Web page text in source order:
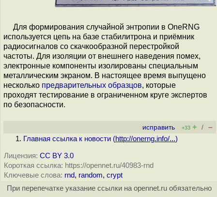
Для формирования случайной энтропии в OneRNG
используется цепь на базе стабилитрона и приёмник
радиосигналов со скачкообразной перестройкой
частоты. Для изоляции от внешнего наведения помех,
электронные компоненты изолированы специальным
металлическим экраном. В настоящее время выпущено
несколько предварительных образцов, которые
проходят тестирование в ограниченном круге экспертов
по безопасности.
исправить +33 + / –
Главная ссылка к новости (http://onerng.info/...)
Лицензия: CC BY 3.0
Короткая ссылка: https://opennet.ru/40983-rnd
Ключевые слова: rnd, random, crypt
При перепечатке указание ссылки на opennet.ru обязательно